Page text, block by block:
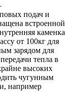
подач и
встроенной
каменка
от 100кг для
зарядом для
тепла в
высоких
чугунным
например